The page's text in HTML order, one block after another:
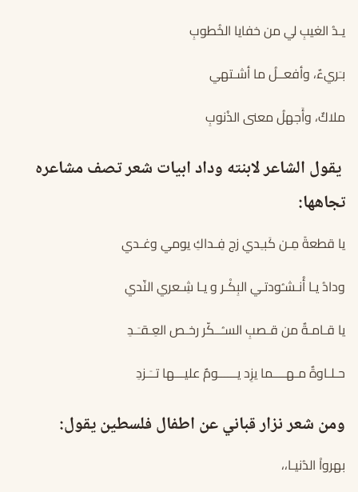
يـدُ الغيبِ لي من خفايا الخُطوبِ
بـَريءٌ، وأفعــلُ ما أشـتهي
ملاكٌ، وأَجهلُ معنى الذُنوبِ
يقول الشاعر لابنته وداد ابيات شعر تصف مشاعره
تجاهها:
يا قطعةً مِـن كَبـِدي زج فِـداكِ يومي وغـدي
ودادُ يـا أُنـشـُودتـي البِكْـر و يـا شِـعري النّدي
يا قـامـةٌ من قـصبِ السـُــكّر رخـص العِـقـَـدِ
حـلـاوةٌ مـهــــما يزِد يــــــومٌ عليـــها تــَـزدِ
ومن شعر نزار قباني عن اطفال فلسطين يقول:
بهرواْ الدُنيـا،،